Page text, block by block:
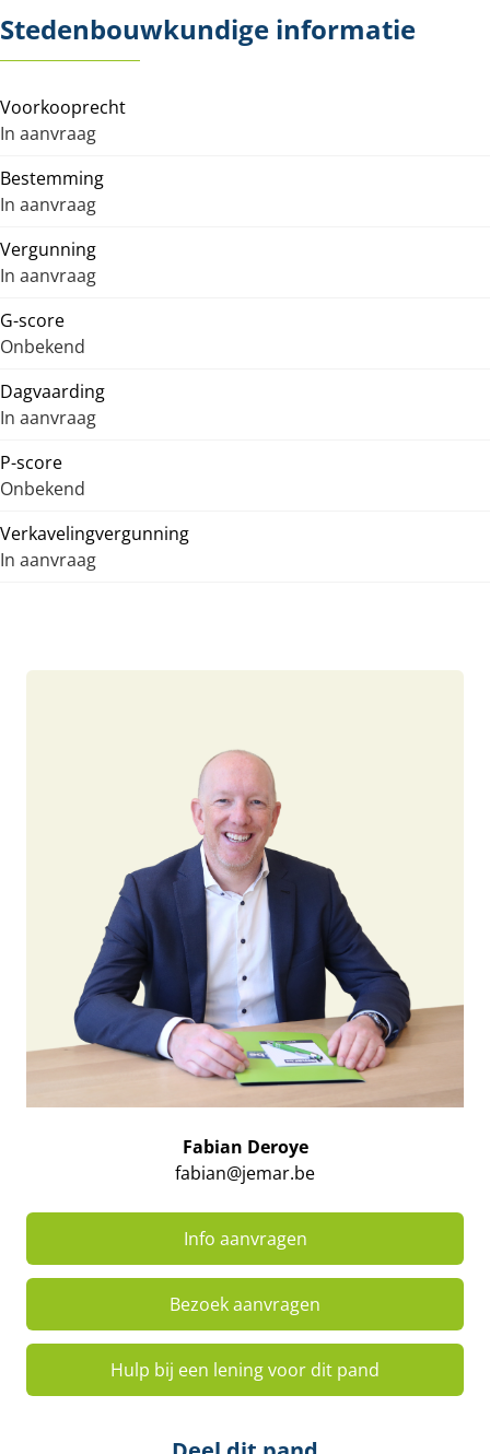
Stedenbouwkundige informatie
Voorkooprecht
In aanvraag
Bestemming
In aanvraag
Vergunning
In aanvraag
G-score
Onbekend
Dagvaarding
In aanvraag
P-score
Onbekend
Verkavelingvergunning
In aanvraag
Fabian Deroye
fabian@jemar.be
Info aanvragen
Bezoek aanvragen
Hulp bij een lening voor dit pand